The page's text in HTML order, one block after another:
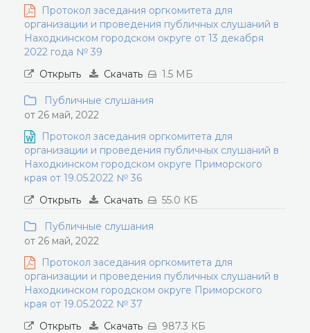
Протокол заседания оргкомитета для
организации и проведения публичных слушаний в
Находкинском городском округе от 13 декабря
2022 года № 39
Открыть
Скачать 1.5 МБ
Публичные слушания
от 26 май, 2022
Протокол заседания оргкомитета для
организации и проведения публичных слушаний в
Находкинском городском округе Приморского
края от 19.05.2022 № 36
Открыть
Скачать 55.0 КБ
Публичные слушания
от 26 май, 2022
Протокол заседания оргкомитета для
организации и проведения публичных слушаний в
Находкинском городском округе Приморского
края от 19.05.2022 № 37
Открыть
Скачать 987.3 КБ